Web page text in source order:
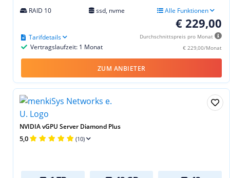
RAID 10
ssd, nvme Alle Funktionen
€ 229,00
Durchschnittspreis pro Monat
€ 229,00/Monat
Vertragslaufzeit: 1 Monat
Tarifdetails
ZUM ANBIETER
NVIDIA vGPU Server Diamond Plus
5,0 (10)